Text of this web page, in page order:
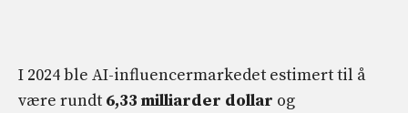
I 2024 ble AI-influencermarkedet estimert til å
være rundt 6,33 milliarder dollar og